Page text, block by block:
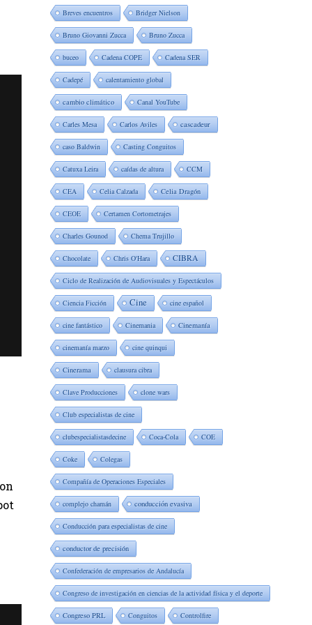
Breves encuentros Bridger Nielson
Bruno Giovanni Zucca Bruno Zucca
buceo Cadena COPE Cadena SER
Cadepé calentamiento global
cambio climático Canal YouTube
Carles Mesa Carlos Aviles cascadeur
caso Baldwin Casting Conguitos
Catuxa Leira caídas de altura CCM
CEA Celia Calzada Celia Dragón
CEOE Certamen Cortometrajes
Charles Gounod Chema Trujillo
Chocolate Chris O'Hara CIBRA
Ciclo de Realización de Audiovisuales y Espectáculos
Ciencia Ficción Cine cine español
cine fantástico Cinemania Cinemanía
cinemanía marzo cine quinqui
Cinerama clausura cibra
Clave Producciones clone wars
Club especialistas de cine
clubespecialistasdecine Coca-Cola COE
Coke Colegas
Compañía de Operaciones Especiales
complejo chamán conducción evasiva
Conducción para especialistas de cine
conductor de precisión
Confederación de empresarios de Andalucía
Congreso de investigación en ciencias de la actividad física y el deporte
Congreso PRL Conguitos Controlfire